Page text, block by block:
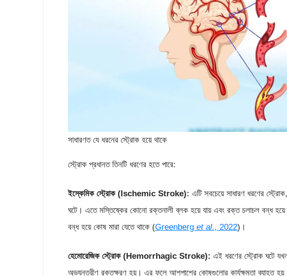
সাধারণত যে ধরনের স্ট্রোক হয়ে থাকে
স্ট্রোক প্রধানত তিনটি ধরণের হতে পারে:
ইস্কেমিক স্ট্রোক (Ischemic Stroke): এটি সবচেয়ে সাধারণ ধরণের
ঘটে। এতে মস্তিষ্কের কোনো রক্তনালী ব্লক হয়ে যায় এবং রক্ত চলাচল বন্ধ হয়ে
বন্ধ হয়ে কোষ মারা যেতে থাকে (Greenberg et al., 2022)।
হেমোরেজিক স্ট্রোক (Hemorrhagic Stroke): এই ধরণের স্ট্রোক ঘটে
অভ্যন্তরীণ রক্তক্ষরণ হয়। এর ফলে আশপাশের কোষগুলোর কার্যক্ষমতা ব্যাহত